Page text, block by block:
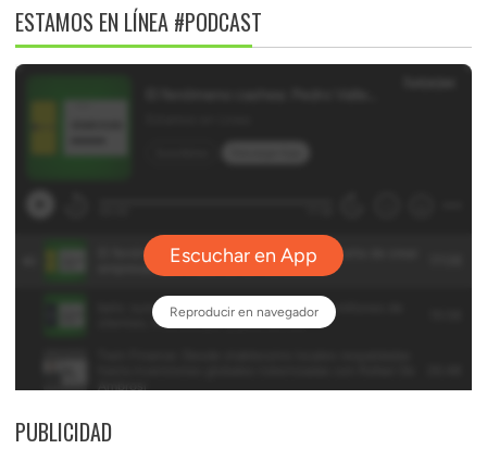
ESTAMOS EN LÍNEA #PODCAST
PUBLICIDAD